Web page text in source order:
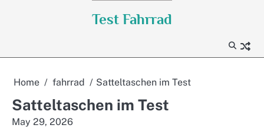
Test Fahrrad
Home fahrrad Satteltaschen im Test
Satteltaschen im Test
May 29, 2026